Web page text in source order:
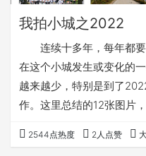
我拍小城之2022
连续十多年，每年都要
在这个小城发生或变化的
越来越少，特别是到了
作。这里总结的12张图片
间
2544点热度 2人点赞